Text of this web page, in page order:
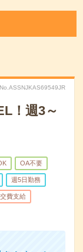
No.ASSNJKAS69549JR
！週3～
OA不要
週5日勤務
交費支給